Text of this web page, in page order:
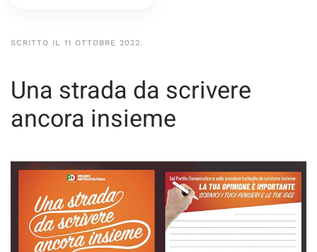
SCRITTO IL 11 OTTOBRE 2022.
Una strada da scrivere
ancora insieme